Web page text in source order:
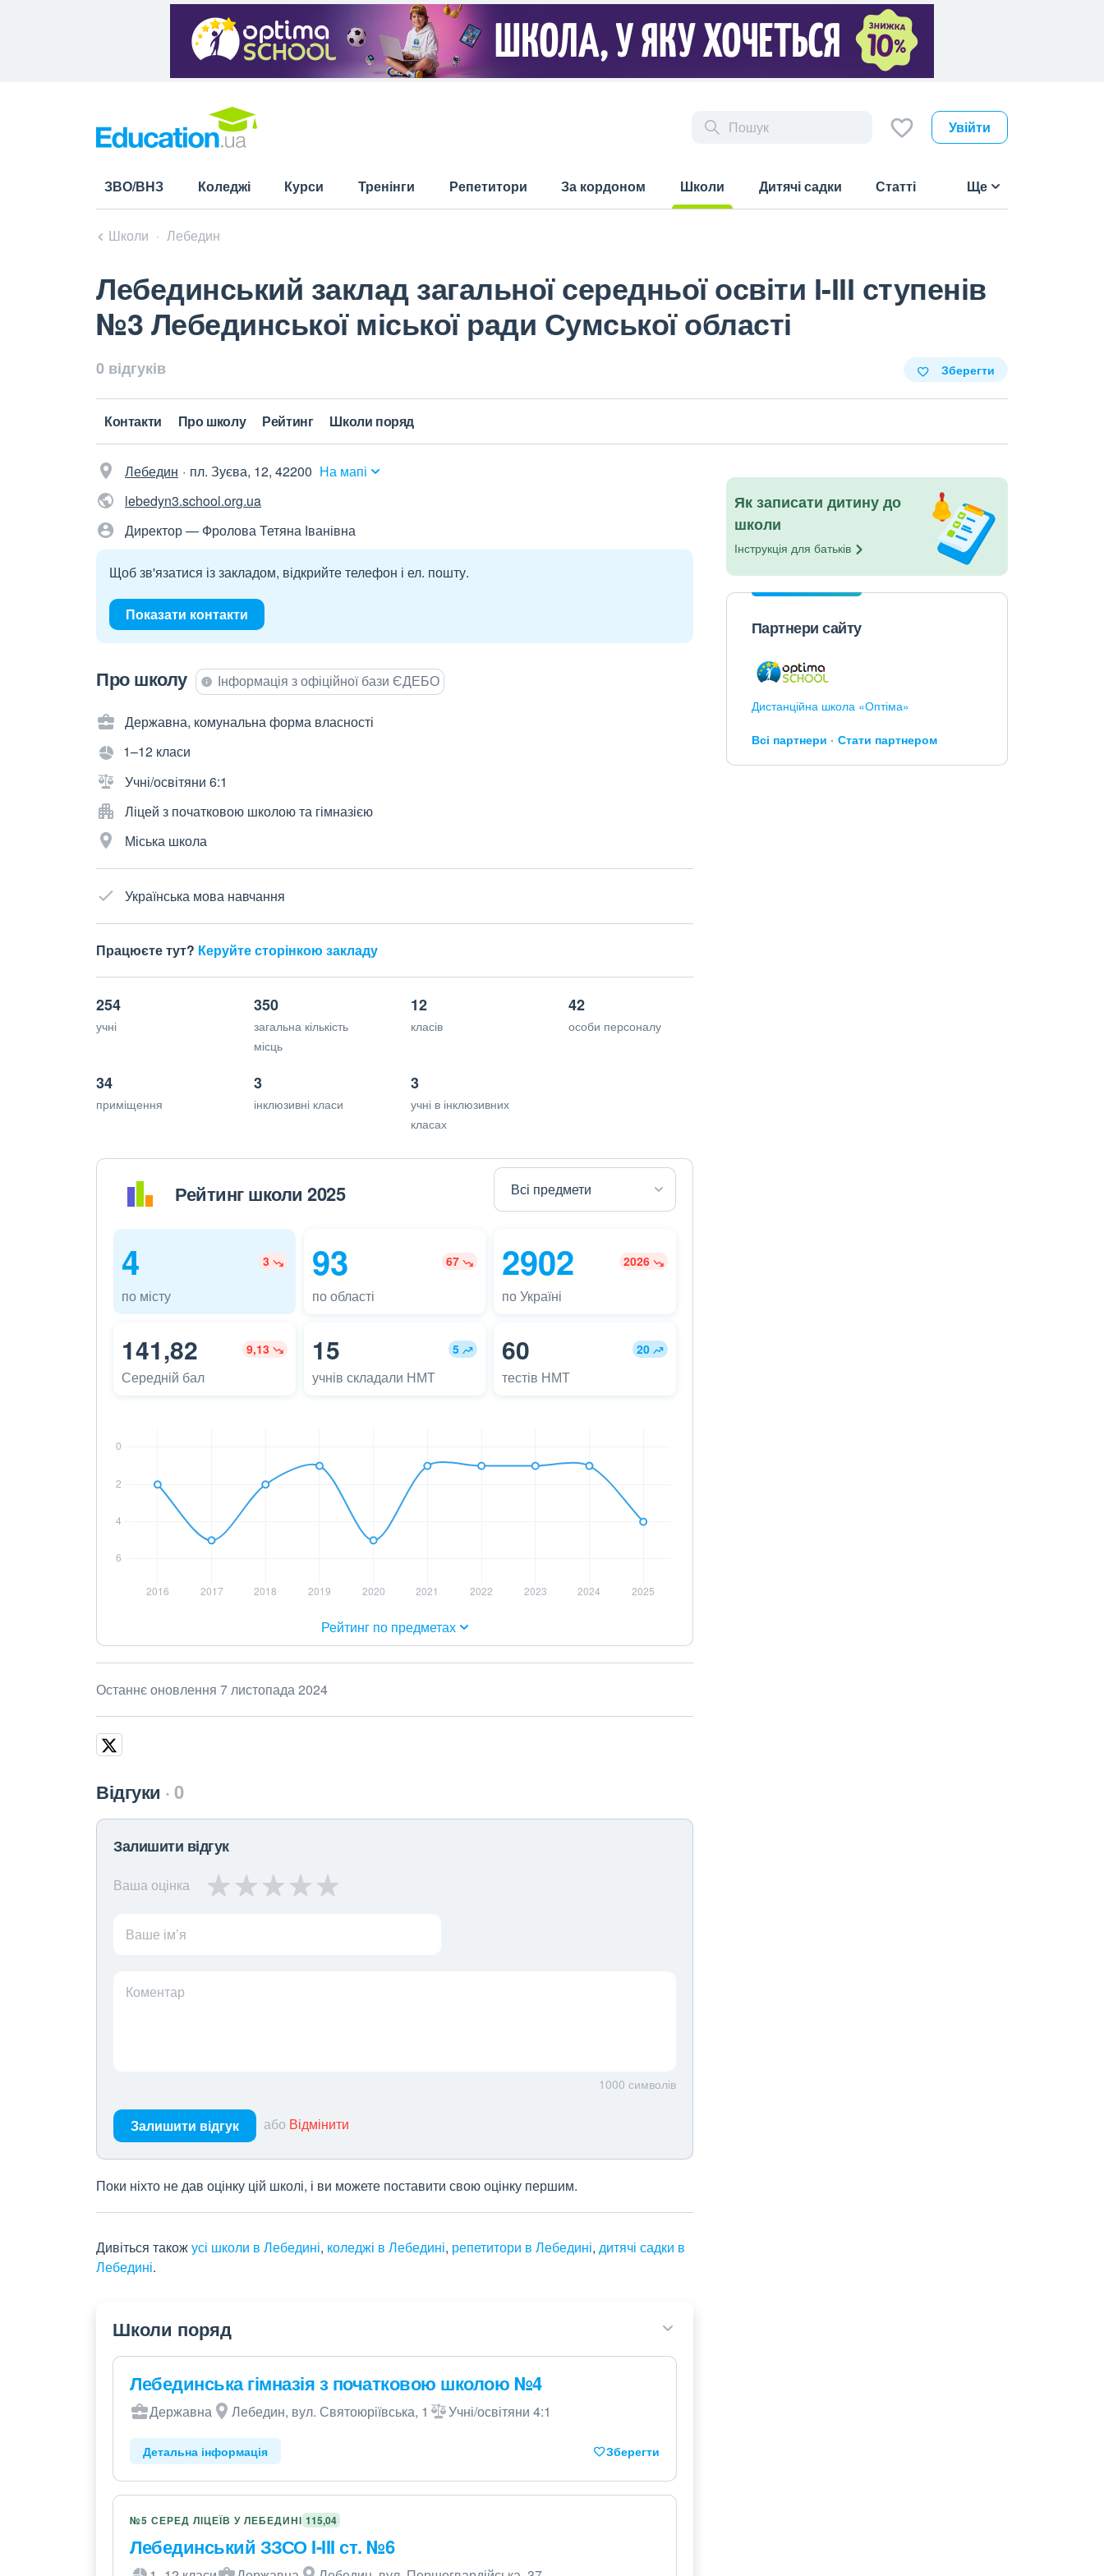
Увійти
ЗВО/ВНЗ Коледжі Курси Тренінги Репетитори За кордоном
Школи
Дитячі садки Статті Ще
Школи Лебедин
Лебединський заклад загальної середньої освіти І-ІІІ ступенів
№3 Лебединської міської ради Сумської області
0 відгуків Зберегти
Контакти Про школу Рейтинг Школи поряд
Лебедин пл. Зуєва, 12, 42200 На мапі
lebedyn3.school.org.ua
Директор — Фролова Тетяна Іванівна
Щоб зв'язатися із закладом, відкрийте телефон і ел. пошту.
Показати контакти
Про школу Інформація з офіційної бази ЄДЕБО
Державна, комунальна форма власності
1–12 класи
Учні/освітяни 6:1
Ліцей з початковою школою та гімназією
Міська школа
Українська мова навчання
Працюєте тут? Керуйте сторінкою закладу
254
учні
350
загальна кількість
місць
12
класів
42
особи персоналу
34
приміщення
3
інклюзивні класи
3
учні в інклюзивних
класах
Рейтинг школи 2025
4 3
по місту
93 67
по області
2902 2026
по Україні
141,82 9,13
Середній бал
15 5
учнів складали НМТ
60 20
тестів НМТ
Рейтинг по предметах
Останнє оновлення 7 листопада 2024
Відгуки 0
Залишити відгук
Ваша оцінка
Ваше ім’я
Коментар
1000 символів
Залишити відгук або Відмінити
Поки ніхто не дав оцінку цій школі, і ви можете поставити свою оцінку першим.
Дивіться такожусі школи в Лебедині, коледжі в Лебедині, репетитори в Лебедині, дитячі садки в
Лебедині.
Школи поряд
Лебединська гімназія з початковою школою №4
Державна Лебедин, вул. Святоюріївська, 1 Учні/освітяни 4:1
Детальна інформація Зберегти
№5 СЕРЕД ЛІЦЕЇВ У ЛЕБЕДИНІ 115,04
Лебединський ЗЗСО I-III ст. №6
Як записати дитину до
школи
Інструкція для батьків
Партнери сайту
Дистанційна школа «Оптіма»
Всі партнери Стати партнером